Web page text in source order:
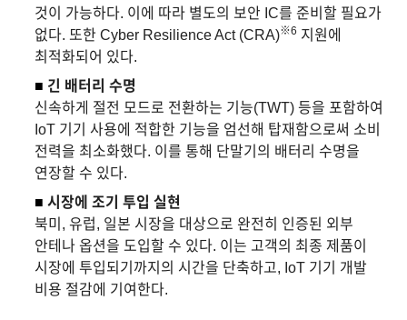
것이 가능하다. 이에 따라 별도의 보안 IC를 준비할 필요가
없다. 또한 Cyber Resilience Act (CRA)※6 지원에
최적화되어 있다.
■ 긴 배터리 수명
신속하게 절전 모드로 전환하는 기능(TWT) 등을 포함하여
IoT 기기 사용에 적합한 기능을 엄선해 탑재함으로써 소비
전력을 최소화했다. 이를 통해 단말기의 배터리 수명을
연장할 수 있다.
■ 시장에 조기 투입 실현
북미, 유럽, 일본 시장을 대상으로 완전히 인증된 외부
안테나 옵션을 도입할 수 있다. 이는 고객의 최종 제품이
시장에 투입되기까지의 시간을 단축하고, IoT 기기 개발
비용 절감에 기여한다.